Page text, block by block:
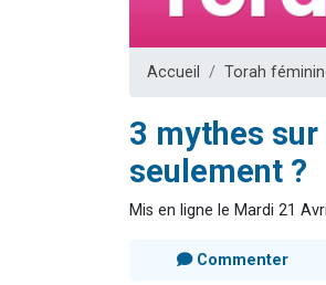
Accueil Torah
3 mythes
seulement ?
Mis en ligne le Mardi 21
Commenter